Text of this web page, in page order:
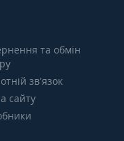
та обмін
зв’язок
сайту